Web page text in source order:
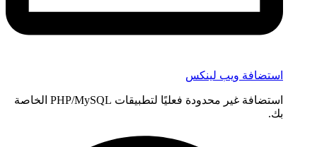
استضافة ويب لينكس
استضافة غير محدودة فعليًا لتطبيقات PHP/MySQL الخاصة
بك.